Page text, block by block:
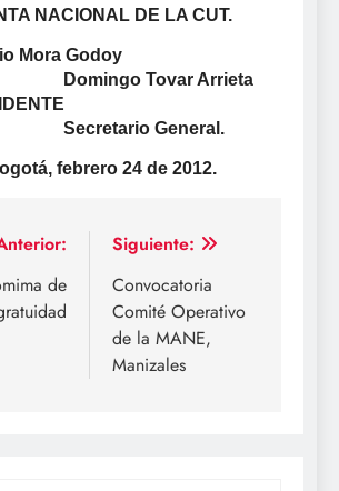
NACIONAL DE LA CUT.
Mora Godoy
Tovar Arrieta
General.
febrero 24 de 2012.
de
Siguiente:
Convocatoria
Comité Operativo
de la MANE,
Manizales